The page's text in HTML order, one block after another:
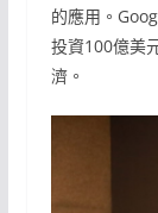
的應用。
投資100億美
濟。